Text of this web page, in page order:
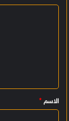
ي
ق
الاسم *